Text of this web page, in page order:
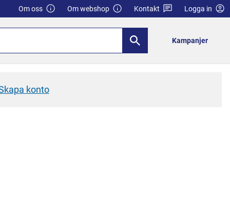
Om oss Om webshop Kontakt Logga in
Kampanjer
konto